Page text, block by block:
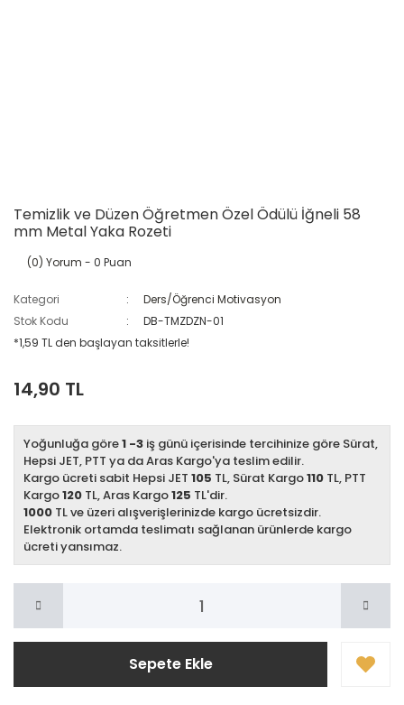
Temizlik ve Düzen Öğretmen Özel Ödülü İğneli 58
mm Metal Yaka Rozeti
(0) Yorum - 0 Puan
Kategori
Ders/Öğrenci Motivasyon
Stok Kodu
DB-TMZDZN-01
*1,59 TL den başlayan taksitlerle!
14,90 TL
Yoğunluğa göre1 -3 iş günü içerisinde tercihinize göre Sürat,
Hepsi JET, PTT ya da Aras Kargo'ya teslim edilir.
Kargo ücreti sabit Hepsi JET 105 TL, Sürat Kargo110 TL, PTT
Kargo120 TL, Aras Kargo125 TL'dir.
1000 TL ve üzeri alışverişlerinizde kargo ücretsizdir.
Elektronik ortamda teslimatı sağlanan ürünlerde kargo
ücreti yansımaz.
Sepete Ekle